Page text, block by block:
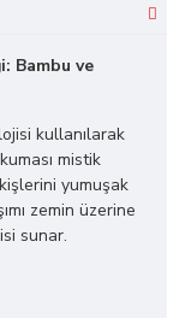
Bambu ve
kullanılarak
mistik
yumuşak
zemin üzerine
sunar.